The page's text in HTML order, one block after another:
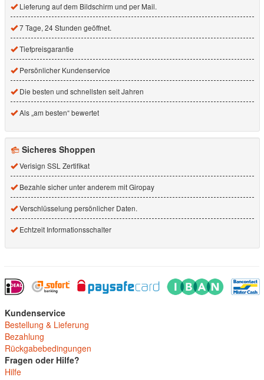
Lieferung auf dem Bildschirm und per Mail.
7 Tage, 24 Stunden geöffnet.
Tiefpreisgarantie
Persönlicher Kundenservice
Die besten und schnellsten seit Jahren
Als „am besten“ bewertet
Sicheres Shoppen
Verisign SSL Zertifikat
Bezahle sicher unter anderem mit Giropay
Verschlüsselung persönlicher Daten.
Echtzeit Informationsschalter
Kundenservice
Bestellung & Lieferung
Bezahlung
Rückgabebedingungen
Fragen oder Hilfe?
Hilfe